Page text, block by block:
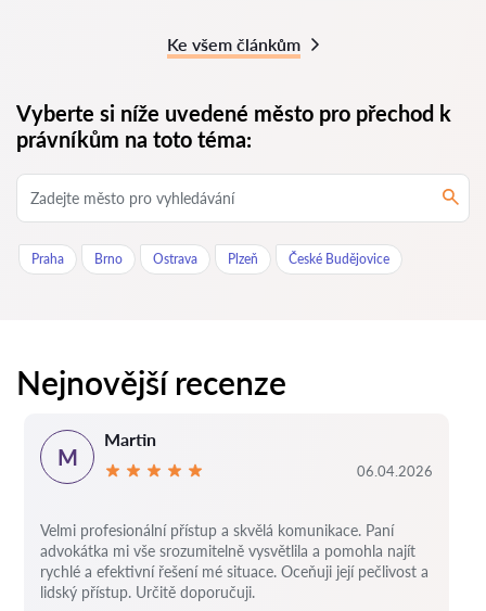
Ke všem článkům
Vyberte si níže uvedené město pro přechod k
právníkům na toto téma:
Praha Brno Ostrava Plzeň České Budějovice
Nejnovější recenze
M
Martin
06.04.2026
Velmi profesionální přístup a skvělá komunikace. Paní
advokátka mi vše srozumitelně vysvětlila a pomohla najít
rychlé a efektivní řešení mé situace. Oceňuji její pečlivost a
lidský přístup. Určitě doporučuji.